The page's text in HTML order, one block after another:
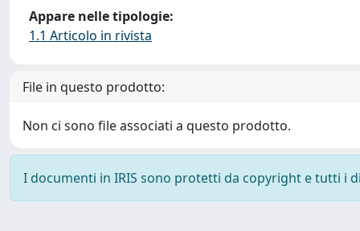
Appare nelle tipologie:
1.1 Articolo in rivista
File in questo prodotto:
Non ci sono file associati a questo prodotto.
I documenti in IRIS sono protetti da copyright e tutti i